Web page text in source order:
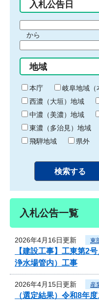
入札公告日
間
始
り
から
間
終
わ
り
地域
本庁
岐阜地域（
西濃（大垣）地域
中濃（美濃）地域
東濃（多治見）地域
飛騨地域
県外
入札公告一覧
2026年4月16日更新 東
【建設工事】工東第2
浄水場管内）工事
2026年4月15日更新 産
（選定結果）令和8年